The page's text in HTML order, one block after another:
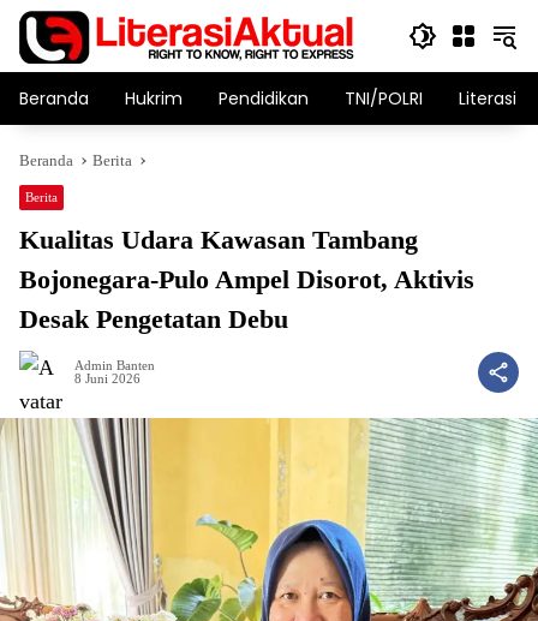
Langsung
konten
Beranda Hukrim Pendidikan TNI/POLRI Literasi
Beranda Berita
Berita
Kualitas Udara Kawasan Tambang
Bojonegara-Pulo Ampel Disorot, Aktivis
Desak Pengetatan Debu
Admin Banten
8 Juni 2026